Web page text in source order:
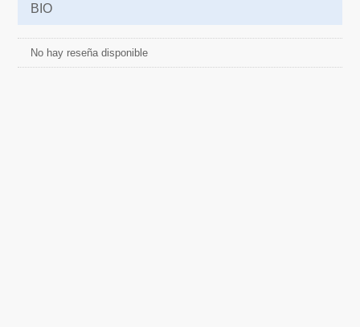
BIO
No hay reseña disponible